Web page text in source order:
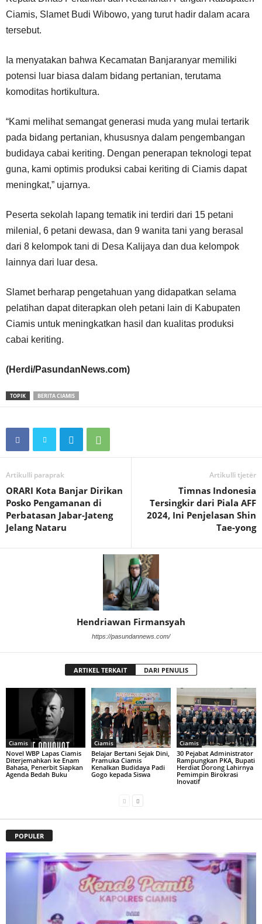
Ciamis, Slamet Budi Wibowo, yang turut hadir dalam acara
tersebut.
Ia menyatakan bahwa Kecamatan Banjaranyar memiliki
potensi luar biasa dalam bidang pertanian, terutama
komoditas hortikultura.
“Kami melihat semangat generasi muda yang mulai tertarik
pada bidang pertanian, khususnya dalam pengembangan
budidaya cabai keriting. Dengan penerapan teknologi tepat
guna, kami optimis produksi cabai keriting di Ciamis dapat
meningkat,” ujarnya.
Peserta sekolah lapang tematik ini terdiri dari 15 petani
milenial, 6 petani dewasa, dan 9 wanita tani yang berasal
dari 8 kelompok tani di Desa Kalijaya dan dua kelompok
lainnya dari luar desa.
Slamet berharap pengetahuan yang didapatkan selama
pelatihan dapat diterapkan oleh petani lain di Kabupaten
Ciamis untuk meningkatkan hasil dan kualitas produksi
cabai keriting.
(Herdi/PasundanNews.com)
TOPIK BERITA CIAMIS
Artikulli paraprak
ORARI Kota Banjar Dirikan
Posko Pengamanan di
Perbatasan Jabar-Jateng
Jelang Nataru
Artikulli tjetër
Timnas Indonesia
Tersingkir dari Piala AFF
2024, Ini Penjelasan Shin
Tae-yong
Hendriawan Firmansyah
https://pasundannews.com/
ARTIKEL TERKAIT DARI PENULIS
Ciamis
Novel WBP Lapas Ciamis
Diterjemahkan ke Enam
Bahasa, Penerbit Siapkan
Agenda Bedah Buku
Ciamis
Belajar Bertani Sejak Dini,
Pramuka Ciamis
Kenalkan Budidaya Padi
Gogo kepada Siswa
Ciamis
30 Pejabat Administrator
Rampungkan PKA, Bupati
Herdiat Dorong Lahirnya
Pemimpin Birokrasi
Inovatif
POPULER